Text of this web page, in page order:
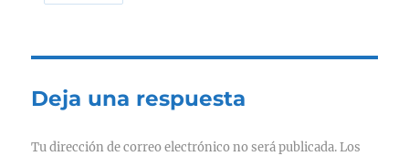
Deja una respuesta
Tu dirección de correo electrónico no será publicada. Los